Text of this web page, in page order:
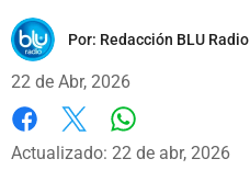
Por: Redacción BLU Radio
22 de Abr, 2026
Facebook
X
Actualizado: 22 de abr, 2026